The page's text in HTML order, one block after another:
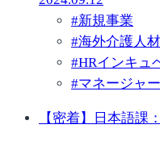
#新規事業
#海外介護人材
#HRインキュ
#マネージャー
【密着】日本語課